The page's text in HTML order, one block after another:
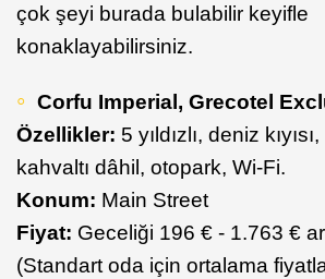
çok şeyi burada bulabilir keyifle
konaklayabilirsiniz.
Corfu Imperial, Grecotel
Özellikler: 5 yıldızlı, deniz
kahvaltı dâhil, otopark, Wi-Fi.
Konum: Main Street
Fiyat: Geceliği 196 € - 1.763 €
(Standart oda için ortalama